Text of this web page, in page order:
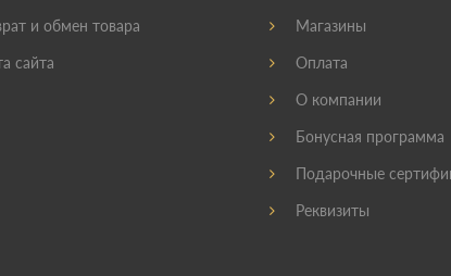
и обмен товара
сайта
Магазины
Оплата
О компании
Бонусная программа
Подарочные
Реквизиты